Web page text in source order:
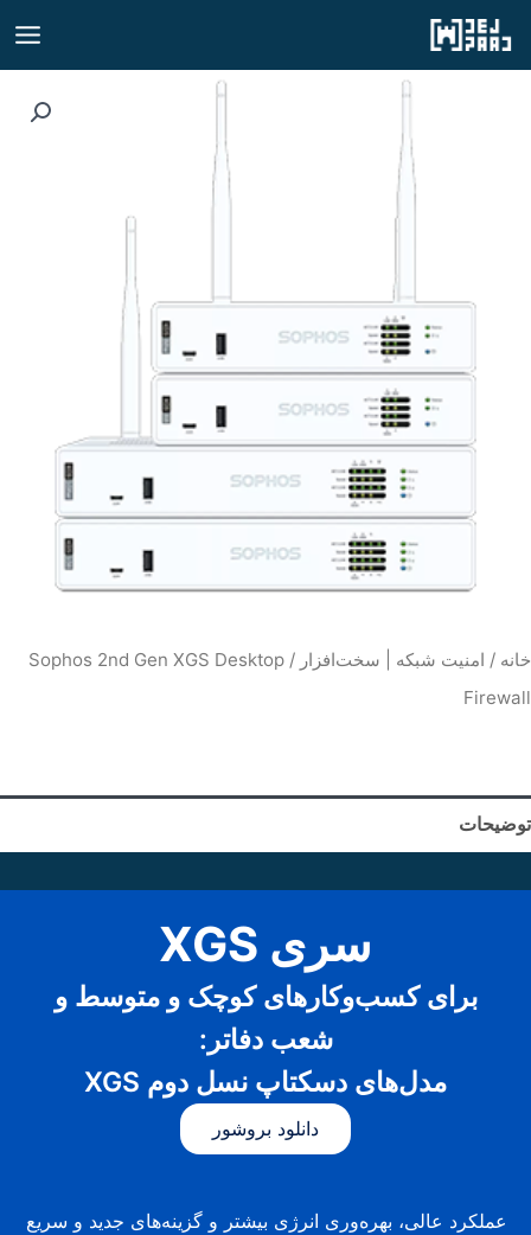
پرش
خانه / امنیت شبکه | سخت‌افزار
/ Sophos 2nd Gen XGS Desktop
Firewall
توضیحات
سری XGS
برای کسب‌وکارهای کوچک و متوسط و
شعب دفاتر:
مدل‌های دسکتاپ نسل دوم XGS
دانلود بروشور
عملکرد عالی، بهره‌وری انرژی بیشتر و گزینه‌های جدید و سریع